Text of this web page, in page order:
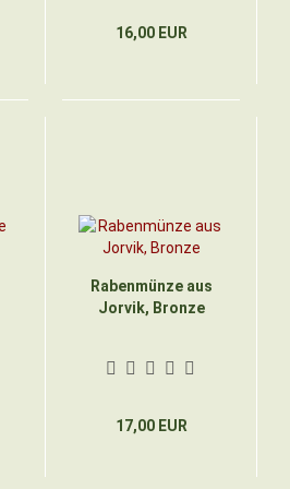
16,00 EUR
Rabenmünze aus
Jorvik, Bronze
17,00 EUR